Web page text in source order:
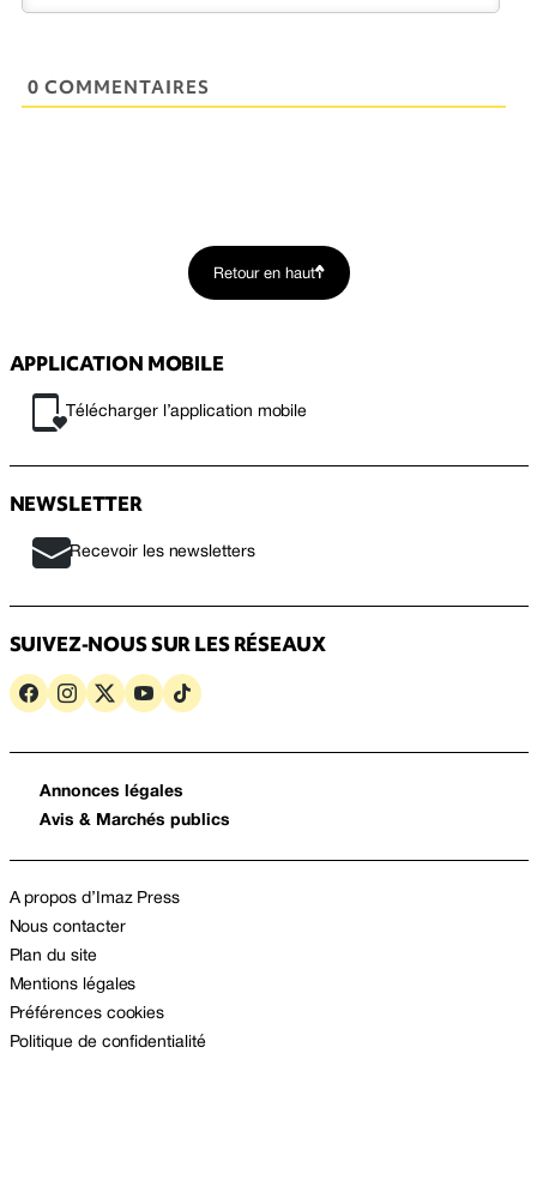
0 COMMENTAIRES
Retour en haut
APPLICATION MOBILE
Télécharger l’application mobile
NEWSLETTER
Recevoir les newsletters
SUIVEZ-NOUS SUR LES RÉSEAUX
Annonces légales
Avis & Marchés publics
A propos d’Imaz Press
Nous contacter
Plan du site
Mentions légales
Préférences cookies
Politique de confidentialité